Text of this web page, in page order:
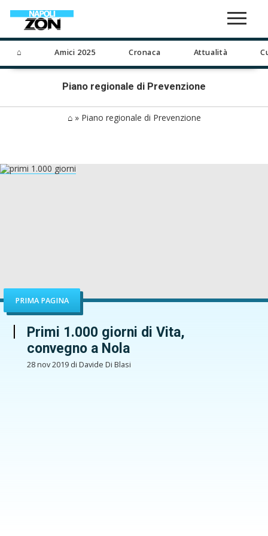
⌂ Amici 2025 Cronaca Attualità
Piano regionale di Prevenzione
⌂» Piano regionale di Prevenzione
PRIMA PAGINA
Primi 1.000 giorni di Vita,
convegno a Nola
28 nov 2019 di Davide Di Blasi